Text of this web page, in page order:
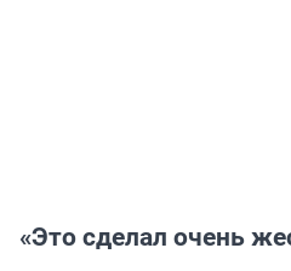
«Это сделал очень